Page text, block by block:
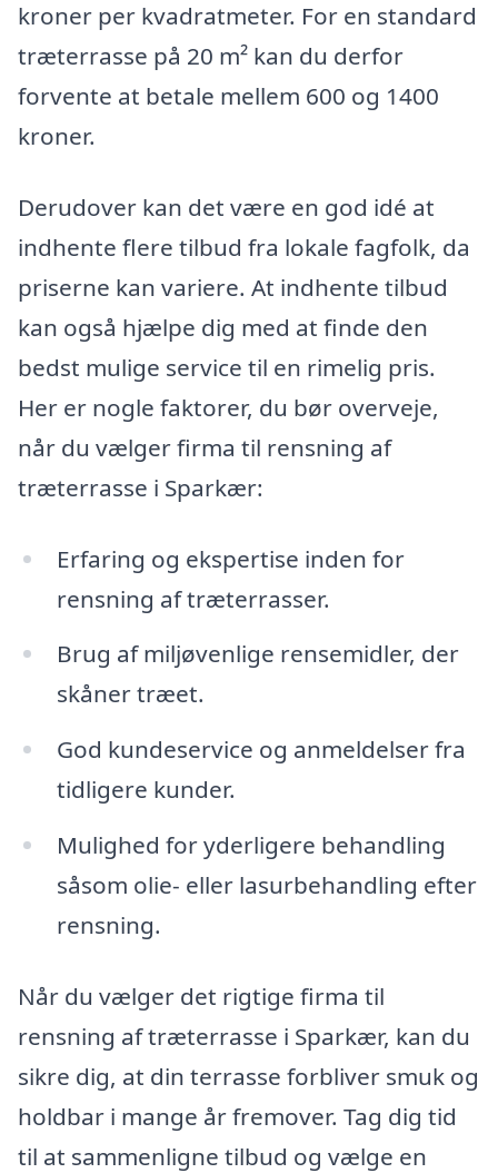
kroner per kvadratmeter. For en standard
træterrasse på 20 m² kan du derfor
forvente at betale mellem 600 og 1400
kroner.
Derudover kan det være en god idé at
indhente flere tilbud fra lokale fagfolk, da
priserne kan variere. At indhente tilbud
kan også hjælpe dig med at finde den
bedst mulige service til en rimelig pris.
Her er nogle faktorer, du bør overveje,
når du vælger firma til rensning af
træterrasse i Sparkær:
Erfaring og ekspertise inden for
rensning af træterrasser.
Brug af miljøvenlige rensemidler, der
skåner træet.
God kundeservice og anmeldelser fra
tidligere kunder.
Mulighed for yderligere behandling
såsom olie- eller lasurbehandling efter
rensning.
Når du vælger det rigtige firma til
rensning af træterrasse i Sparkær, kan du
sikre dig, at din terrasse forbliver smuk og
holdbar i mange år fremover. Tag dig tid
til at sammenligne tilbud og vælge en